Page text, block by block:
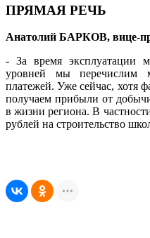
ПРЯМАЯ РЕЧЬ
Анатолий БАРКОВ, вице-
- За время эксплуатации
уровней мы перечислим
платежей. Уже сейчас, хотя
получаем прибыли от
в жизни региона. В
рублей на строительство